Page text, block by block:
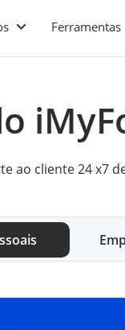
Ferramentas
ao cliente 24 x7